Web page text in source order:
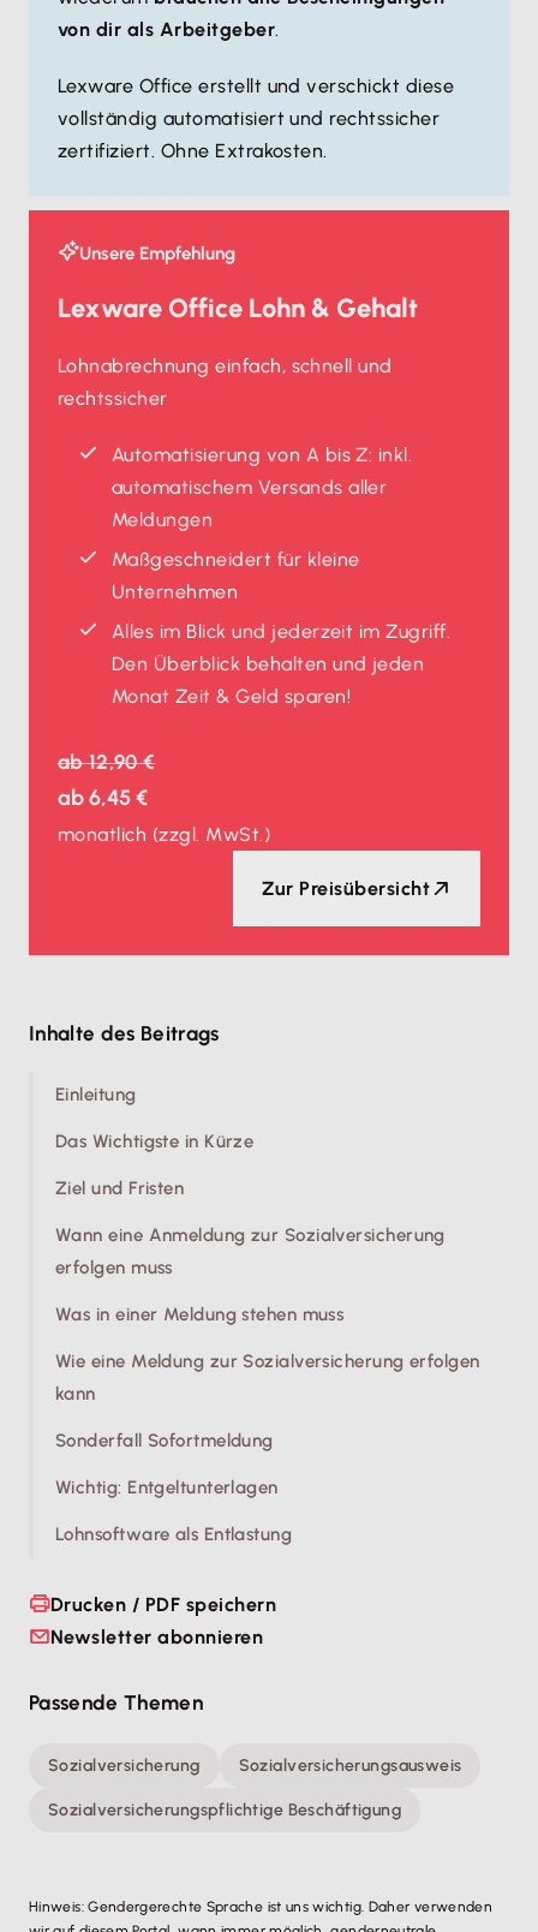
von dir als Arbeitgeber.
Lexware Office erstellt und verschickt diese
vollständig automatisiert und rechtssicher
zertifiziert. Ohne Extrakosten.
Unsere Empfehlung
Lexware Office Lohn & Gehalt
Lohnabrechnung einfach, schnell und
rechtssicher
Automatisierung von A bis Z: inkl.
automatischem Versands aller
Meldungen
Maßgeschneidert für kleine
Unternehmen
Alles im Blick und jederzeit im Zugriff.
Den Überblick behalten und jeden
Monat Zeit & Geld sparen!
ab12,90 €
ab6,45 €
monatlich (zzgl. MwSt.)
Zur Preisübersicht
Inhalte des Beitrags
Einleitung
Das Wichtigste in Kürze
Ziel und Fristen
Wann eine Anmeldung zur Sozialversicherung
erfolgen muss
Was in einer Meldung stehen muss
Wie eine Meldung zur Sozialversicherung erfolgen
kann
Sonderfall Sofortmeldung
Wichtig: Entgeltunterlagen
Lohnsoftware als Entlastung
Drucken / PDF speichern
Newsletter abonnieren
Passende Themen
Sozialversicherung Sozialversicherungsausweis
Sozialversicherungspflichtige Beschäftigung
Hinweis: Gendergerechte Sprache ist uns wichtig. Daher verwenden